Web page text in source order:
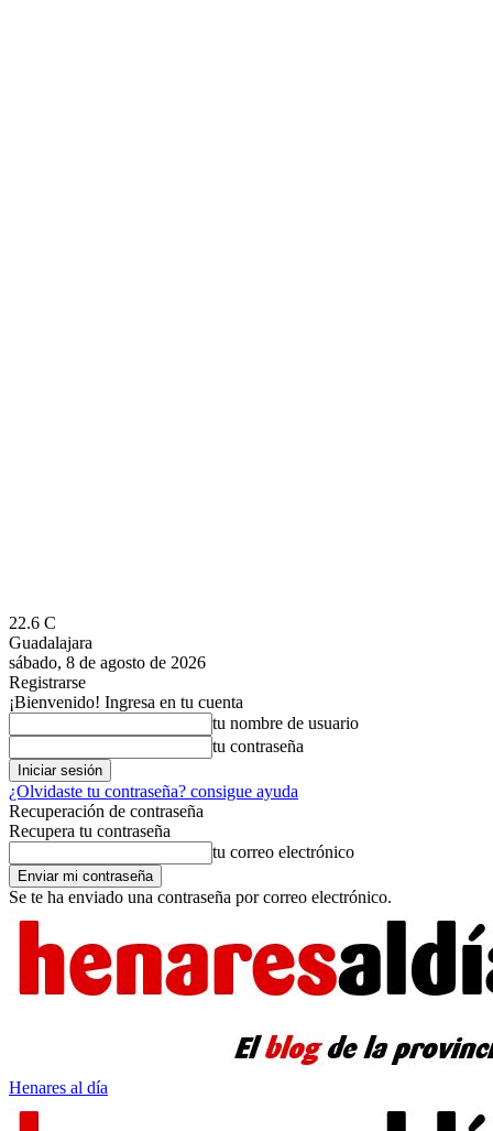
22.6 C
Guadalajara
sábado, 8 de agosto de 2026
Registrarse
¡Bienvenido! Ingresa en tu cuenta
tu nombre de usuario
tu contraseña
¿Olvidaste tu contraseña? consigue ayuda
Recuperación de contraseña
Recupera tu contraseña
tu correo electrónico
Se te ha enviado una contraseña por correo electrónico.
Henares al día